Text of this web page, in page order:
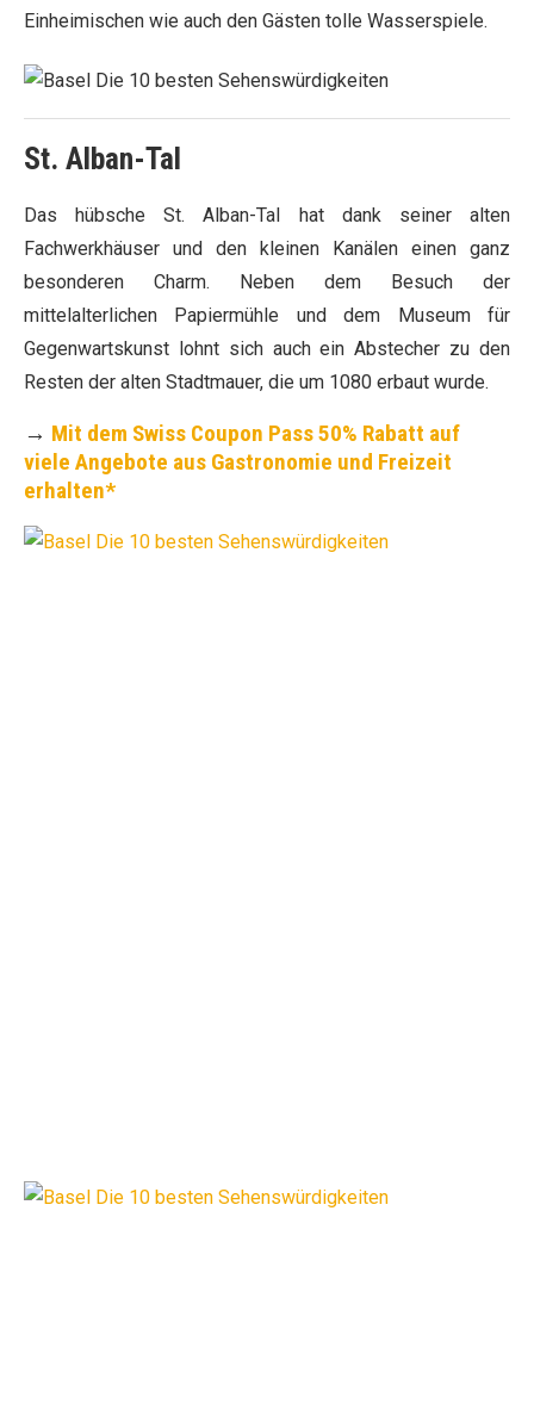
Einheimischen wie auch den Gästen tolle Wasserspiele.
St. Alban-Tal
Das hübsche St. Alban-Tal hat dank seiner alten
Fachwerkhäuser und den kleinen Kanälen einen ganz
besonderen Charm. Neben dem Besuch der
mittelalterlichen Papiermühle und dem Museum für
Gegenwartskunst lohnt sich auch ein Abstecher zu den
Resten der alten Stadtmauer, die um 1080 erbaut wurde.
→ Mit dem Swiss Coupon Pass 50% Rabatt auf
viele Angebote aus Gastronomie und Freizeit
erhalten*